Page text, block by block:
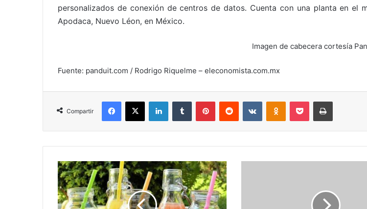
personalizados de conexión de centros de datos. Cuenta con una planta en el
Apodaca, Nuevo Léon, en México.
Imagen de cabecera cortesía
Fuente: panduit.com / Rodrigo Riquelme – eleconomista.com.mx
Compartir
Facebook
X LinkedInTumblr PinterestReddit VKontakteOdnoklassniki
Pocket Imprimir
Ideas
de
jugos
para
hacer